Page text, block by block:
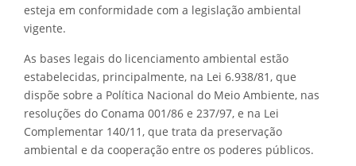
esteja em conformidade com a legislação ambiental
vigente.
As bases legais do licenciamento ambiental estão
estabelecidas, principalmente, na Lei 6.938/81, que
dispõe sobre a Política Nacional do Meio Ambiente, nas
resoluções do Conama 001/86 e 237/97, e na Lei
Complementar 140/11, que trata da preservação
ambiental e da cooperação entre os poderes públicos.